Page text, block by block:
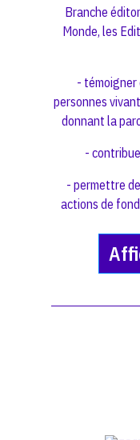
Branche
Monde, les
- témoigner
personnes
donnant la
-
- permettre
actions de